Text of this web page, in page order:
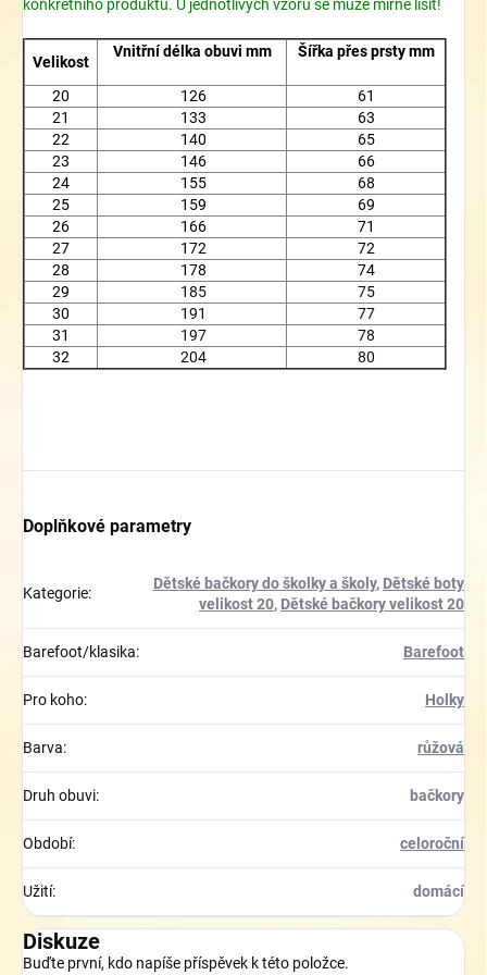
konkrétního produktu. U jednotlivých vzorů se může mírně lišit!
Velikost
Vnitřní délka obuvi mm Šířka přes prsty mm
20 126
61
21
133
63
22
140
65
23
146
66
24
155
68
25
159
69
26
166
71
27
172
72
28
178
74
29
185
75
30
191
77
31
197
78
32
204 80
Doplňkové parametry
Kategorie:
Dětské bačkory do školky a školy, Dětské boty
velikost 20, Dětské bačkory velikost 20
Barefoot/klasika: Barefoot
Pro koho: Holky
Barva: růžová
Druh obuvi: bačkory
Období: celoroční
Užití: domácí
Diskuze
Buďte první, kdo napíše příspěvek k této položce.